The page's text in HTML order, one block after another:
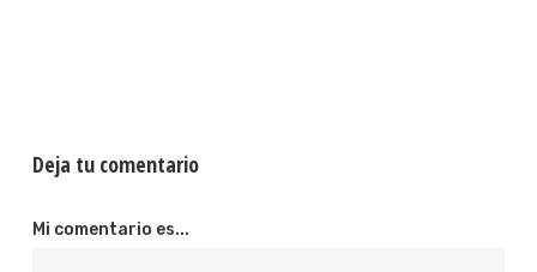
Deja tu comentario
Mi comentario es...